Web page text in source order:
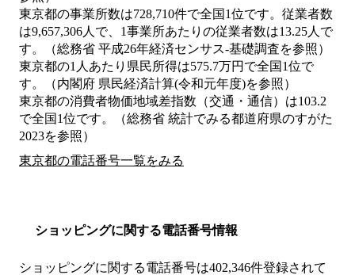
東京都の事業所数は728,710件で全国1位です。従業者数
は9,657,306人で、1事業所あたりの従業者数は13.25人で
す。（総務省 平成26年経済センサス‐基礎調査を参照）
東京都の1人あたり県民所得は575.7万円で全国1位で
す。（内閣府 県民経済計算(令和元年度)を参照）
東京都の消費者物価地域差指数（交通・通信）は103.2
で全国1位です。（総務省 統計でみる都道府県のすがた
2023を参照）
東京都の電話番号一覧をみる
ショッピングに関する電話番号情報
ショッピングに関する電話番号は402,346件登録されて